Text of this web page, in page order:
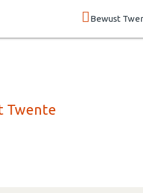
Bewust
Twente